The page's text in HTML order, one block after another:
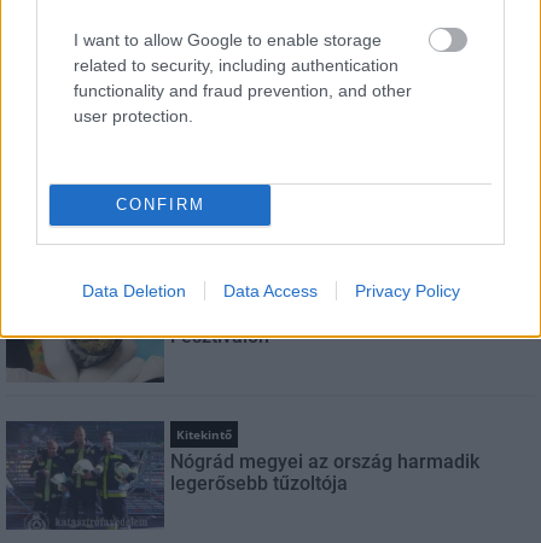
I want to allow Google to enable storage
related to security, including authentication
functionality and fraud prevention, and other
user protection.
CONFIRM
Data Deletion Data Access Privacy Policy
LEGFRISSEBB
Pest területi védelmi bizottságai
Aktuális
Fesztiválon
Kitekintő
Nógrád megyei az ország harmadik
legerősebb tűzoltója